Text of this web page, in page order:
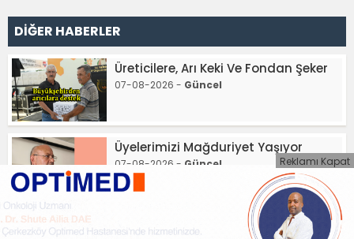
DİĞER HABERLER
Üreticilere, Arı Keki Ve Fondan Şeker
07-08-2026 - Güncel
Üyelerimizi Mağduriyet Yaşıyor
07-08-2026 - Güncel Reklamı Kapat